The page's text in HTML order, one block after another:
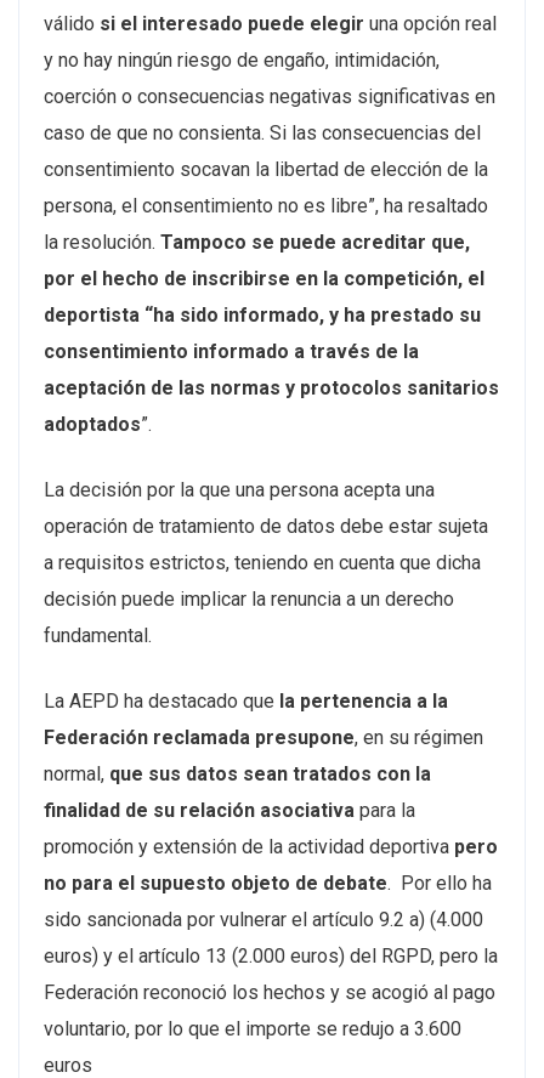
válido si el interesado puede elegir una opción real
y no hay ningún riesgo de engaño, intimidación,
coerción o consecuencias negativas significativas en
caso de que no consienta. Si las consecuencias del
consentimiento socavan la libertad de elección de la
persona, el consentimiento no es libre”, ha resaltado
la resolución. Tampoco se puede acreditar que,
por el hecho de inscribirse en la competición, el
deportista “ha sido informado, y ha prestado su
consentimiento informado a través de la
aceptación de las normas y protocolos sanitarios
adoptados”.
La decisión por la que una persona acepta una
operación de tratamiento de datos debe estar sujeta
a requisitos estrictos, teniendo en cuenta que dicha
decisión puede implicar la renuncia a un derecho
fundamental.
La AEPD ha destacado que la pertenencia a la
Federación reclamada presupone, en su régimen
normal, que sus datos sean tratados con la
finalidad de su relación asociativa para la
promoción y extensión de la actividad deportiva pero
no para el supuesto objeto de debate. Por ello ha
sido sancionada por vulnerar el artículo 9.2 a) (4.000
euros) y el artículo 13 (2.000 euros) del RGPD, pero la
Federación reconoció los hechos y se acogió al pago
voluntario, por lo que el importe se redujo a 3.600
euros